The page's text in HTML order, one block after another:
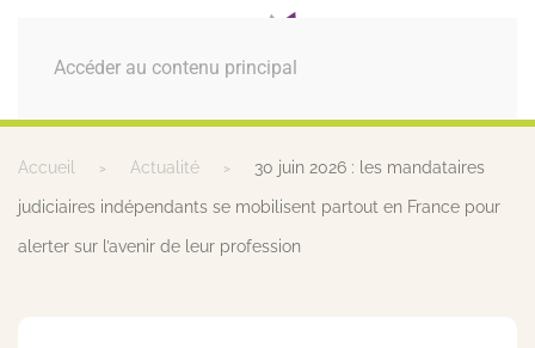
Accéder au contenu principal
MENU
Accueil Actualité 30 juin 2026 : les mandataires
judiciaires indépendants se mobilisent partout en France pour
alerter sur l’avenir de leur profession